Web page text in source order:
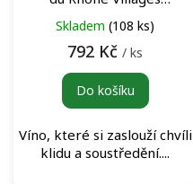
červené víno
Skladem (108 ks)
792 Kč / ks
Do košíku
Víno, které si zaslouží chvíli
klidu a soustředění....